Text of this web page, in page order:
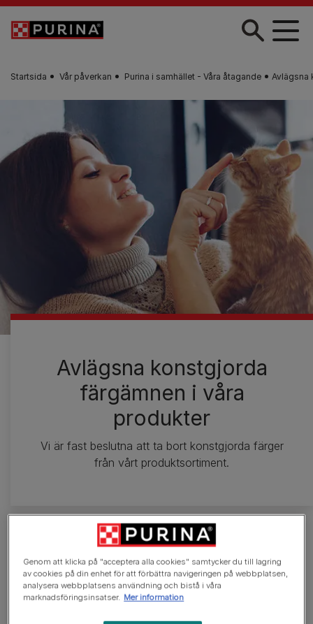
Skip to main content
Startsida Vår påverkan Purina i samhället - Våra åtagande Avlägsna
Avlägsna konstgjorda
färgämnen i våra
produkter
Vi är fast beslutna att ta bort konstgjorda färger
från vårt produktsortiment.
Genom att klicka på "acceptera alla cookies" samtycker du till lagring
av cookies på din enhet för att förbättra navigeringen på webbplatsen,
analysera webbplatsens användning och bistå i våra
marknadsföringsinsatser. Mer information